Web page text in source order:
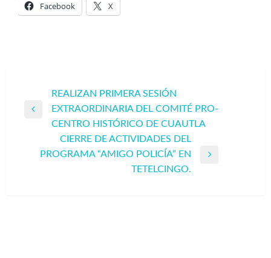
Facebook X
Navegación
de
entradas
REALIZAN PRIMERA SESIÓN
EXTRAORDINARIA DEL COMITÉ PRO-
CENTRO HISTÓRICO DE CUAUTLA
CIERRE DE ACTIVIDADES DEL
PROGRAMA “AMIGO POLICÍA” EN
TETELCINGO.